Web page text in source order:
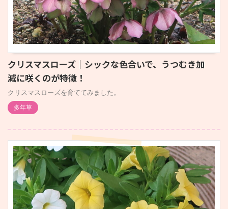
クリスマスローズ｜シックな色合いで、うつむき加
減に咲くのが特徴！
クリスマスローズを育ててみました。
多年草